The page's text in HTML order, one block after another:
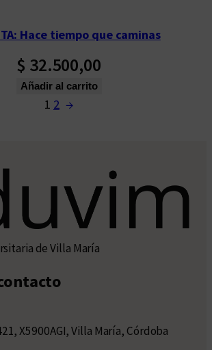
Hace tiempo que caminas
$ 32.500,00
Añadir al carrito
1 2 →
de Villa María
X5900AGI, Villa María, Córdoba